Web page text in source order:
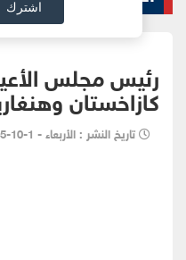
اشترك
رئيس مجلس
كازاخستان
تاريخ النشر : الأربعاء - 1-10-2025 - 3:17 PM